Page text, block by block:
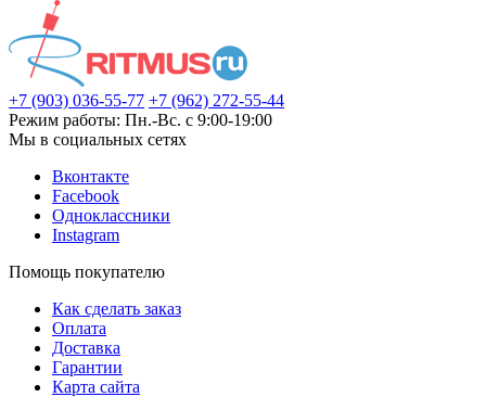
+7 (903) 036-55-77 +7 (962) 272-55-44
Режим работы: Пн.-Вс. с 9:00-19:00
Мы в социальных сетях
Вконтакте
Facebook
Одноклассники
Instagram
Помощь покупателю
Как сделать заказ
Оплата
Доставка
Гарантии
Карта сайта